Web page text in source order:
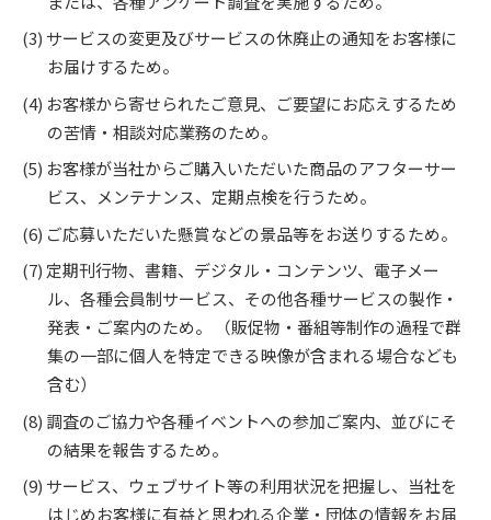
サービスの変更及びサービスの休廃止の通知をお客様に
お届けするため。
お客様から寄せられたご意見、ご要望にお応えするため
の苦情・相談対応業務のため。
お客様が当社からご購入いただいた商品のアフターサー
ビス、メンテナンス、定期点検を行うため。
ご応募いただいた懸賞などの景品等をお送りするため。
定期刊行物、書籍、デジタル・コンテンツ、電子メー
ル、各種会員制サービス、その他各種サービスの製作・
発表・ご案内のため。 （販促物・番組等制作の過程で群
集の一部に個人を特定できる映像が含まれる場合なども
含む）
調査のご協力や各種イベントへの参加ご案内、並びにそ
の結果を報告するため。
サービス、ウェブサイト等の利用状況を把握し、当社を
はじめお客様に有益と思われる企業・団体の情報をお届